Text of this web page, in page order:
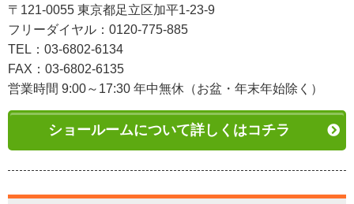
〒121-0055 東京都足立区加平1-23-9
フリーダイヤル：0120-775-885
TEL：03-6802-6134
FAX：03-6802-6135
営業時間 9:00～17:30 年中無休（お盆・年末年始除く）
ショールームについて詳しくはコチラ